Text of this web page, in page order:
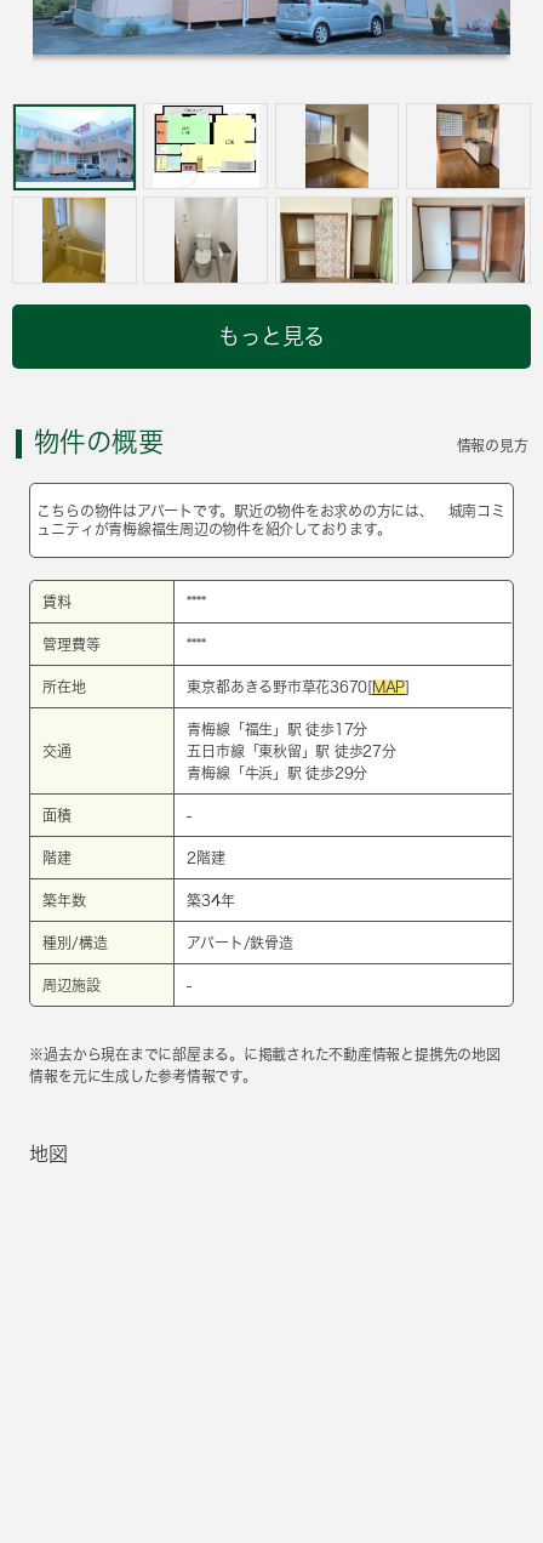
もっと見る
物件の概要 情報の見方
こちらの物件はアパートです。駅近の物件をお求めの方には、 城南コミ
ュニティが青梅線福生周辺の物件を紹介しております。
賃料 ****
管理費等 ****
所在地 東京都あきる野市草花3670[ MAP
交通
青梅線 「 福生 」駅 徒歩17分
五日市線 「 東秋留 」駅 徒歩27分
青梅線 「 牛浜 」駅 徒歩29分
面積 -
階建 2階建
築年数 築34年
種別/構造 アパート/鉄骨造
周辺施設 -
※過去から現在までに部屋まる。に掲載された不動産情報と提携先の地図
情報を元に生成した参考情報です。
地図